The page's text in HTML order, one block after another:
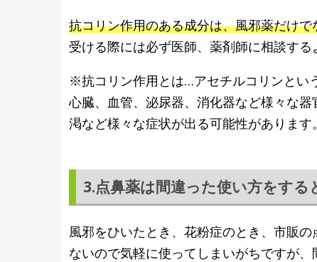
抗コリン作用のある成分は、風邪薬だけ
受ける際には必ず医師、薬剤師に相談する
※抗コリン作用とは…アセチルコリンとい
心臓、血管、泌尿器、消化器など様々な
渇など様々な症状が出る可能性があります。
3.点鼻薬は間違った使い方をす
風邪をひいたとき、花粉症のとき、市販
ないので気軽に使ってしまいがちですが